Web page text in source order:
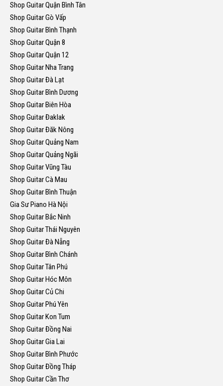
Shop Guitar Quận Bình Tân
Shop Guitar Gò Vấp
Shop Guitar Bình Thạnh
Shop Guitar Quận 8
Shop Guitar Quận 12
Shop Guitar Nha Trang
Shop Guitar Đà Lạt
Shop Guitar Bình Dương
Shop Guitar Biên Hòa
Shop Guitar Đaklak
Shop Guitar Đăk Nông
Shop Guitar Quảng Nam
Shop Guitar Quảng Ngãi
Shop Guitar Vũng Tàu
Shop Guitar Cà Mau
Shop Guitar Bình Thuận
Gia Sư Piano Hà Nội
Shop Guitar Bắc Ninh
Shop Guitar Thái Nguyên
Shop Guitar Đà Nẵng
Shop Guitar Bình Chánh
Shop Guitar Tân Phú
Shop Guitar Hóc Môn
Shop Guitar Củ Chi
Shop Guitar Phú Yên
Shop Guitar Kon Tum
Shop Guitar Đồng Nai
Shop Guitar Gia Lai
Shop Guitar Bình Phước
Shop Guitar Đồng Tháp
Shop Guitar Cần Thơ